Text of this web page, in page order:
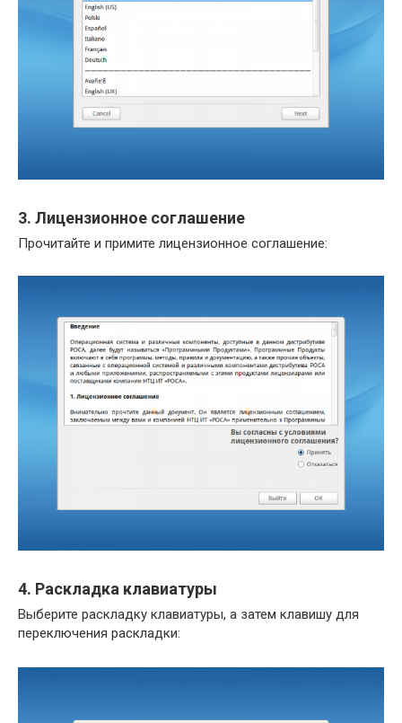
3. Лицензионное соглашение
Прочитайте и примите лицензионное соглашение:
4. Раскладка клавиатуры
Выберите раскладку клавиатуры, а затем клавишу для
переключения раскладки: